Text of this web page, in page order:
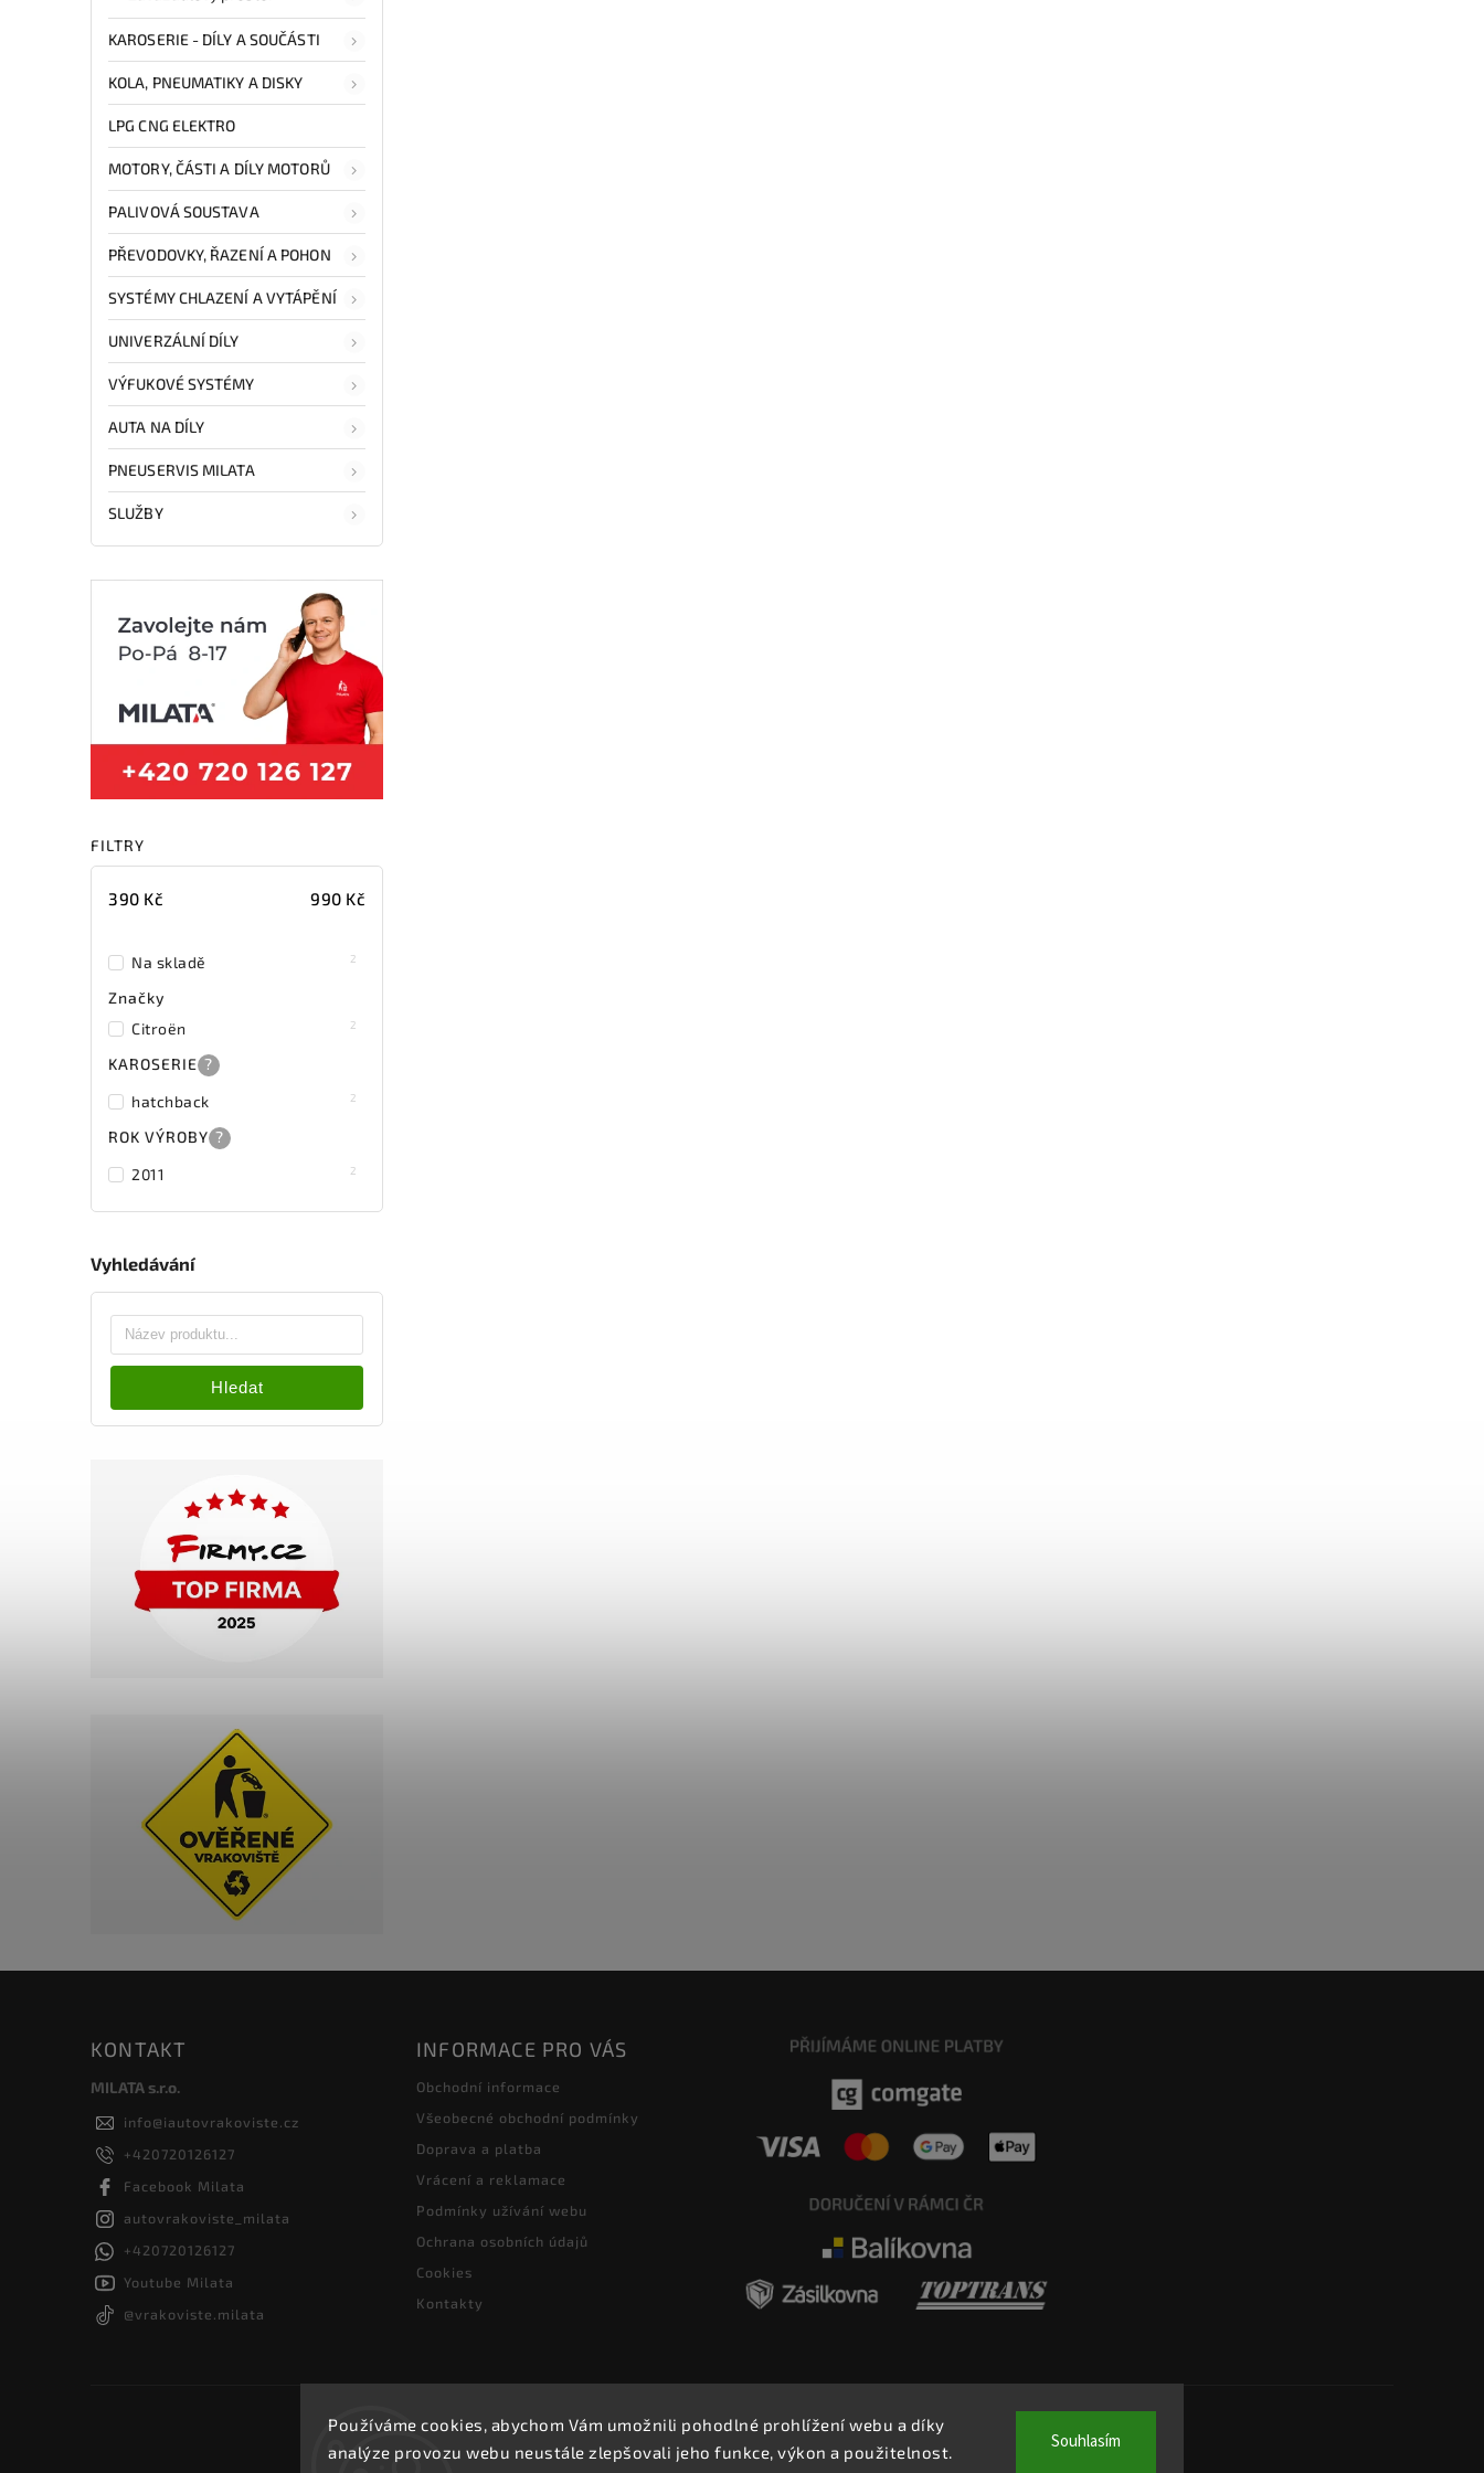
Používáme cookies, abychom Vám umožnili pohodlné prohlížení webu a díky
analýze provozu webu neustále zlepšovali jeho funkce, výkon a použitelnost.
Souhlasím
KAROSERIE - DÍLY A SOUČÁSTI
KOLA, PNEUMATIKY A DISKY
LPG CNG ELEKTRO
MOTORY, ČÁSTI A DÍLY MOTORŮ
PALIVOVÁ SOUSTAVA
PŘEVODOVKY, ŘAZENÍ A POHON
SYSTÉMY CHLAZENÍ A VYTÁPĚNÍ
UNIVERZÁLNÍ DÍLY
VÝFUKOVÉ SYSTÉMY
AUTA NA DÍLY
PNEUSERVIS MILATA
SLUŽBY
FILTRY
390 Kč 990 Kč
Na skladě 2
Značky
Citroën
2
KAROSERIE ?
hatchback
2
ROK VÝROBY ?
2011
2
Vyhledávání
Hledat
KONTAKT
MILATA s.r.o.
info@iautovrakoviste.cz
+420720126127
Facebook Milata
autovrakoviste_milata
+420720126127
Youtube Milata
@vrakoviste.milata
INFORMACE PRO VÁS
Obchodní informace
Všeobecné obchodní podmínky
Doprava a platba
Vrácení a reklamace
Podmínky užívání webu
Ochrana osobních údajů
Cookies
Kontakty
Copyright 2026E-SHOP MILATA. Všechna práva vyhrazena.
Upravit nastavení cookies